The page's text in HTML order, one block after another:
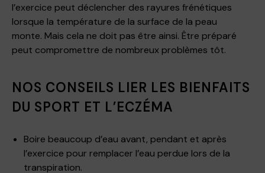
l’exercice peut déclencher des rayures frénétiques
lorsque la température de la surface de la peau
monte. Mais cela ne doit pas être ainsi. Être préparé
peut compromettre de nombreux problèmes tôt.
NOS CONSEILS LIER LES BIENFAITS
DU SPORT ET L’ECZÉMA
Boire beaucoup d’eau avant, pendant et après
l’exercice pour remplacer l’eau perdue lors de la
transpiration.